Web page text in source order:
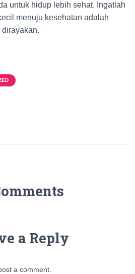
untuk hidup lebih sehat. Ingatlah
menuju kesehatan adalah
a Reply
a comment.